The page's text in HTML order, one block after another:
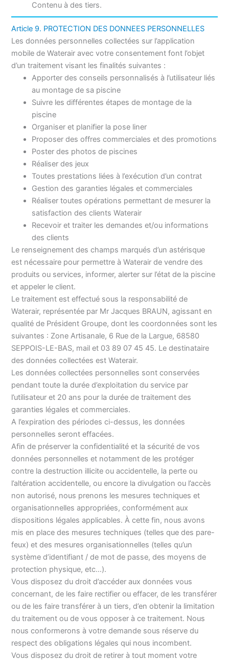
Contenu à des tiers.
Article 9. PROTECTION DES DONNEES PERSONNELLES
Les données personnelles collectées sur l’application
mobile de Waterair avec votre consentement font l’objet
d’un traitement visant les finalités suivantes :
Apporter des conseils personnalisés à l’utilisateur liés
au montage de sa piscine
Suivre les différentes étapes de montage de la
piscine
Organiser et planifier la pose liner
Proposer des offres commerciales et des promotions
Poster des photos de piscines
Réaliser des jeux
Toutes prestations liées à l’exécution d’un contrat
Gestion des garanties légales et commerciales
Réaliser toutes opérations permettant de mesurer la
satisfaction des clients Waterair
Recevoir et traiter les demandes et/ou informations
des clients
Le renseignement des champs marqués d’un astérisque
est nécessaire pour permettre à Waterair de vendre des
produits ou services, informer, alerter sur l’état de la piscine
et appeler le client.
Le traitement est effectué sous la responsabilité de
Waterair, représentée par Mr Jacques BRAUN, agissant en
qualité de Président Groupe, dont les coordonnées sont les
suivantes : Zone Artisanale, 6 Rue de la Largue, 68580
SEPPOIS-LE-BAS, mail et 03 89 07 45 45. Le destinataire
des données collectées est Waterair.
Les données collectées personnelles sont conservées
pendant toute la durée d’exploitation du service par
l’utilisateur et 20 ans pour la durée de traitement des
garanties légales et commerciales.
A l’expiration des périodes ci-dessus, les données
personnelles seront effacées.
Afin de préserver la confidentialité et la sécurité de vos
données personnelles et notamment de les protéger
contre la destruction illicite ou accidentelle, la perte ou
l’altération accidentelle, ou encore la divulgation ou l’accès
non autorisé, nous prenons les mesures techniques et
organisationnelles appropriées, conformément aux
dispositions légales applicables. À cette fin, nous avons
mis en place des mesures techniques (telles que des pare-
feux) et des mesures organisationnelles (telles qu’un
système d’identifiant / de mot de passe, des moyens de
protection physique, etc…).
Vous disposez du droit d’accéder aux données vous
concernant, de les faire rectifier ou effacer, de les transférer
ou de les faire transférer à un tiers, d’en obtenir la limitation
du traitement ou de vous opposer à ce traitement. Nous
nous conformerons à votre demande sous réserve du
respect des obligations légales qui nous incombent.
Vous disposez du droit de retirer à tout moment votre